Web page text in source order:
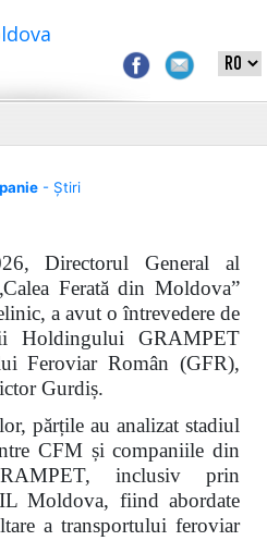
- Știri
Directorul General al
Ferată din Moldova”
a avut o întrevedere de
Holdingului GRAMPET
Feroviar Român (GFR),
Gurdiș.
părțile au analizat stadiul
CFM și companiile din
inclusiv prin
Moldova, fiind abordate
a transportului feroviar